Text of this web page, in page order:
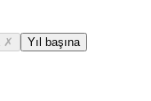
✗ Yıl başına